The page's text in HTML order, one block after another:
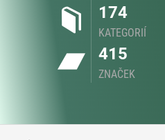
174
KATEGORIÍ
415
ZNAČEK